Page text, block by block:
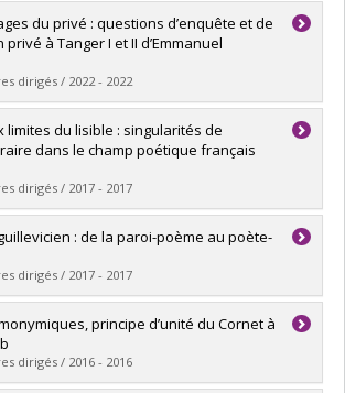
Samuel
:
dans Papyrus
du privé : questions d’enquête et de
à Tanger I et II d’Emmanuel
dirigés / 2022 - 2022
Olivier
:
dans Papyrus
limites du lisible : singularités de
dans le champ poétique français
dirigés / 2017 - 2017
Michaël
:Ph. D.
dans Papyrus
: de la paroi-poème au poète-
dirigés / 2017 - 2017
Jessy
:M.A.
dans Papyrus
principe d’unité du Cornet à
dirigés / 2016 - 2016